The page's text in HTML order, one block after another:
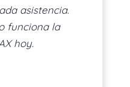
asistencia.
funciona la
hoy.